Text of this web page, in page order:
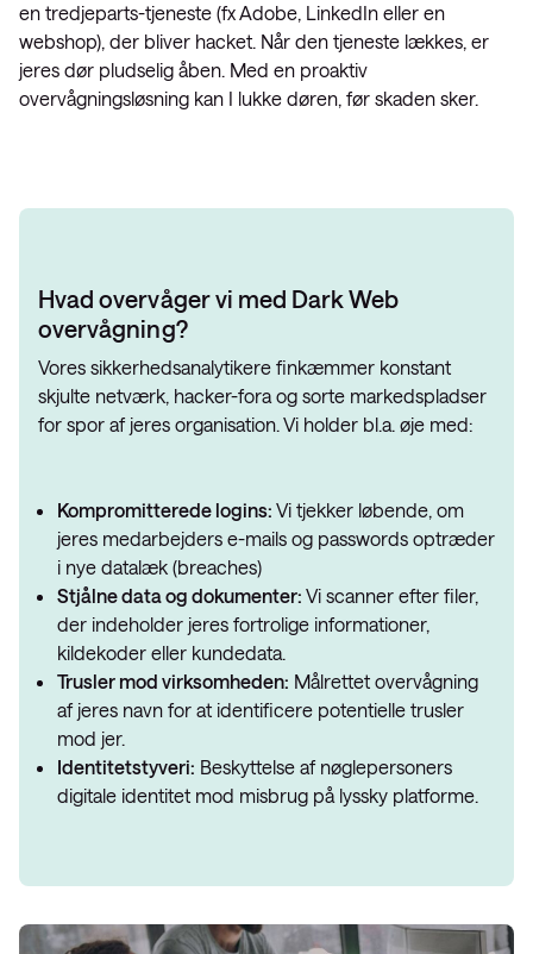
en tredjeparts-tjeneste (fx Adobe, LinkedIn eller en
webshop), der bliver hacket. Når den tjeneste lækkes, er
jeres dør pludselig åben. Med en proaktiv
overvågningsløsning kan I lukke døren, før skaden sker.
Hvad overvåger vi med Dark Web
overvågning?
Vores sikkerhedsanalytikere finkæmmer konstant
skjulte netværk, hacker-fora og sorte markedspladser
for spor af jeres organisation. Vi holder bl.a. øje med:
Kompromitterede logins: Vi tjekker løbende, om
jeres medarbejders e-mails og passwords optræder
i nye datalæk (breaches)
Stjålne data og dokumenter: Vi scanner efter filer,
der indeholder jeres fortrolige informationer,
kildekoder eller kundedata.
Trusler mod virksomheden: Målrettet overvågning
af jeres navn for at identificere potentielle trusler
mod jer.
Identitetstyveri: Beskyttelse af nøglepersoners
digitale identitet mod misbrug på lyssky platforme.